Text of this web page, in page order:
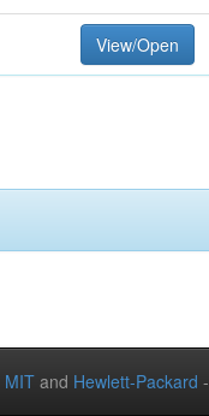
View/Open
MIT and Hewlett-Packard -